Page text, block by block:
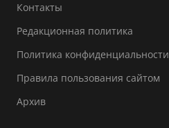
Контакты
Редакционная политика
Политика конфиденциальности
Правила пользования сайтом
Архив